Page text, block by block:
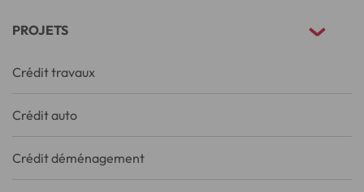
PROJETS
Crédit travaux
Crédit auto
Crédit déménagement